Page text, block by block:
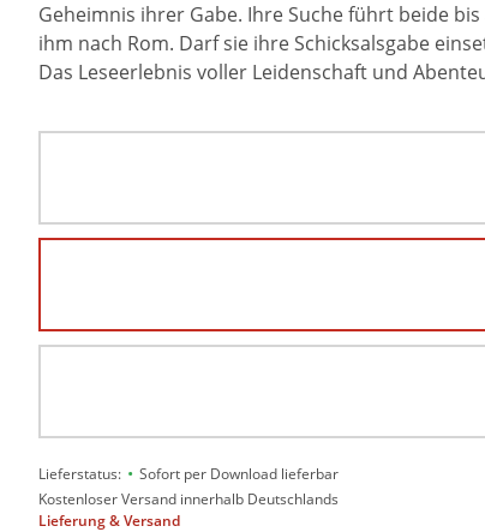
Geheimnis ihrer Gabe. Ihre Suche führt beide
ihm nach Rom. Darf sie ihre Schicksalsgabe
Das Leseerlebnis voller Leidenschaft und
Lieferstatus: • Sofort per Download lieferbar
Kostenloser Versand innerhalb Deutschlands
Lieferung & Versand